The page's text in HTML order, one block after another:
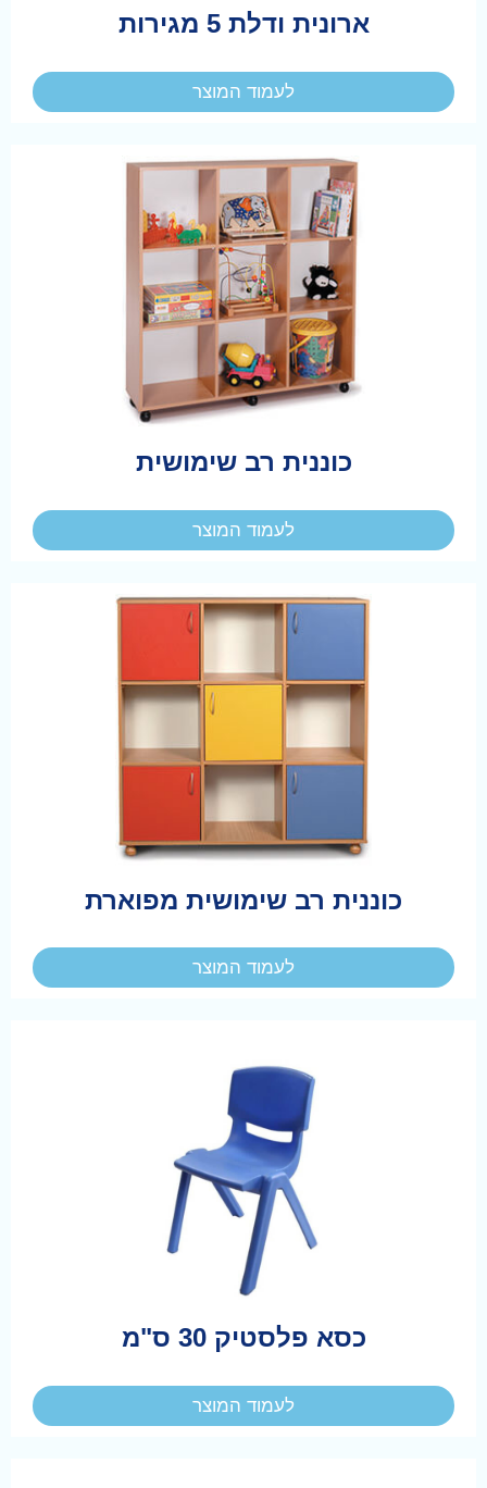
ארונית ודלת 5 מגירות
לעמוד המוצר
כוננית רב שימושית
לעמוד המוצר
כוננית רב שימושית מפוארת
לעמוד המוצר
כסא פלסטיק 30 ס"מ
לעמוד המוצר